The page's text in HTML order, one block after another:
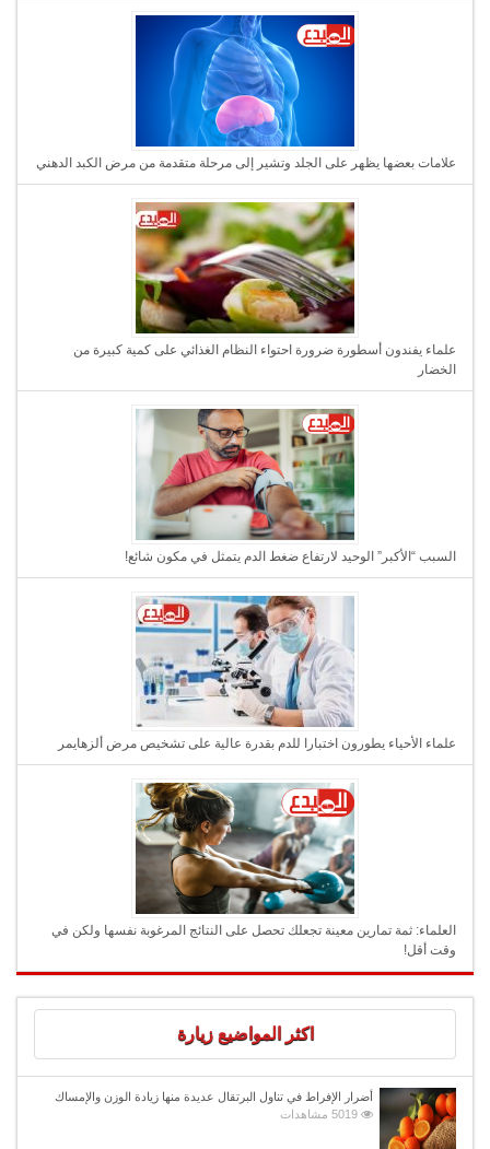
علامات بعضها يظهر على الجلد وتشير إلى مرحلة متقدمة من مرض الكبد الدهني
علماء يفندون أسطورة ضرورة احتواء النظام الغذائي على كمية كبيرة من
الخضار
السبب “الأكبر” الوحيد لارتفاع ضغط الدم يتمثل في مكون شائع!
علماء الأحياء يطورون اختبارا للدم بقدرة عالية على تشخيص مرض ألزهايمر
العلماء: ثمة تمارين معينة تجعلك تحصل على النتائج المرغوبة نفسها ولكن في
وقت أقل!
اكثر المواضيع زيارة
أضرار الإفراط في تناول البرتقال عديدة منها زيادة الوزن والإمساك
5019 مشاهدات